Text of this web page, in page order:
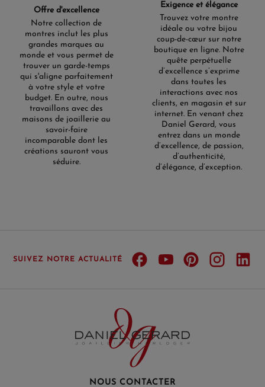
Offre d'excellence
Notre collection de
montres inclut les plus
grandes marques au
monde et vous permet de
trouver un garde-temps
qui s'aligne parfaitement
à votre style et votre
budget. En outre, nous
travaillons avec des
maisons de joaillerie au
savoir-faire
incomparable dont les
créations sauront vous
séduire.
Exigence et élégance
Trouvez votre montre
idéale ou votre bijou
coup-de-cœur sur notre
boutique en ligne. Notre
quête perpétuelle
d’excellence s’exprime
dans toutes les
interactions avec nos
clients, en magasin et sur
internet. En venant chez
Daniel Gerard, vous
entrez dans un monde
d’excellence, de passion,
d’authenticité,
d’élégance, d’exception.
SUIVEZ NOTRE ACTUALITÉ
NOUS CONTACTER